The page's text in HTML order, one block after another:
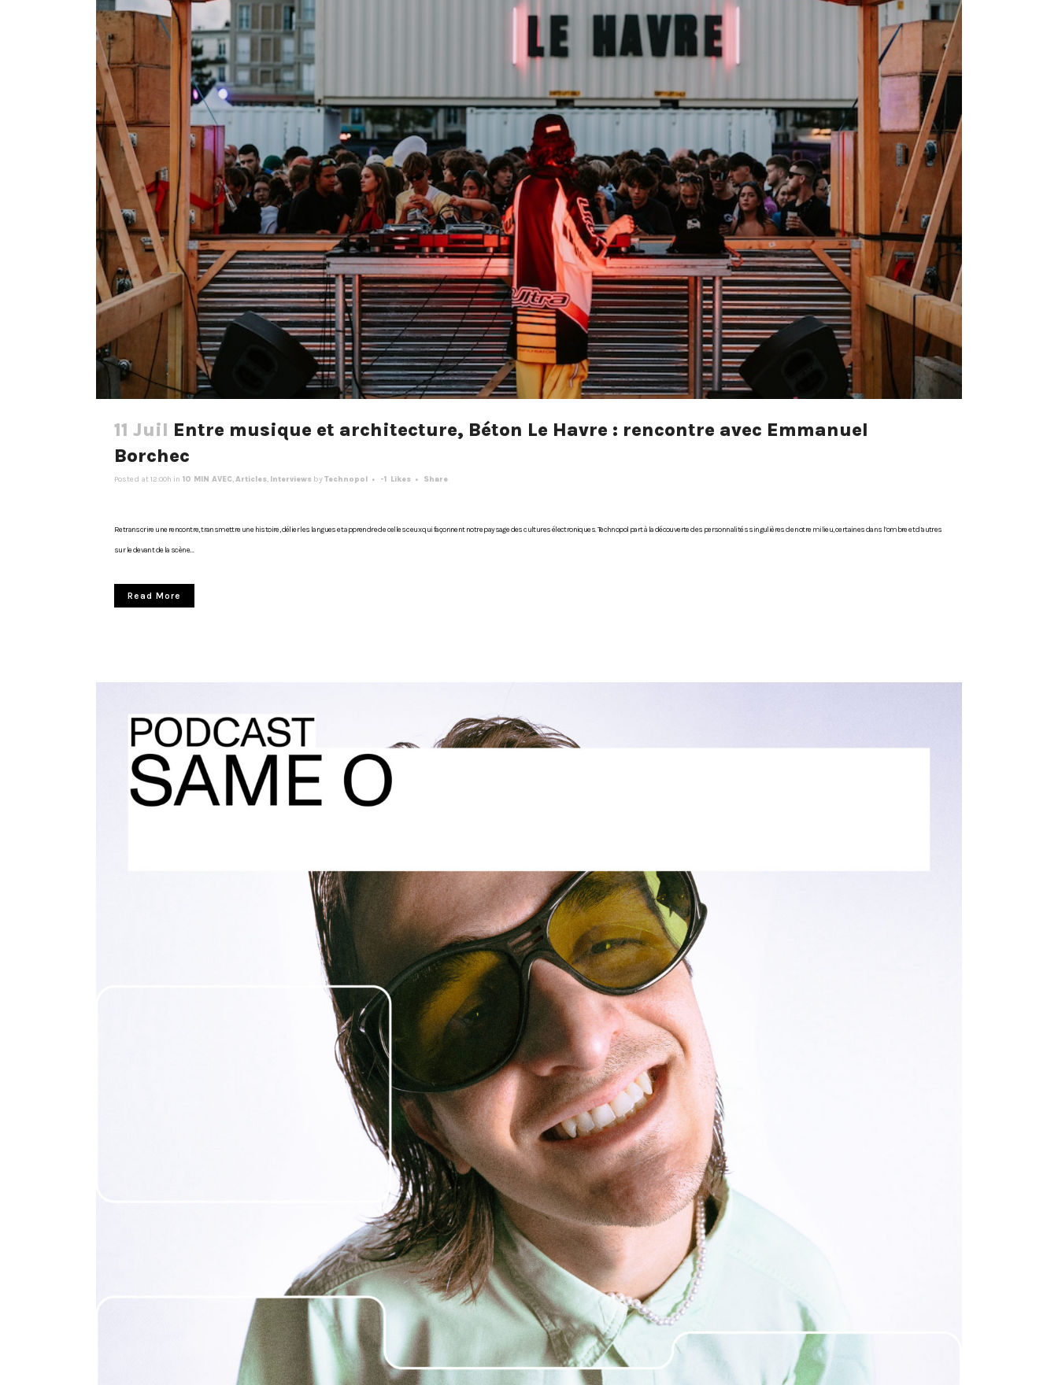
11 Juil Entre musique et architecture, Béton Le Havre : rencontre avec Emmanuel
Borchec
Posted at 12:00h in 10 MIN AVEC,Articles, Interviews byTechnopol -1 Likes Share
Retranscrire une rencontre, transmettre une histoire, délier les langues et apprendre de celles·ceux qui façonnent notre paysage des cultures électroniques. Technopol part à la découverte des personnalités singulières de notre milieu, certaines dans l’ombre et d’autres
sur le devant de la scène....
Read More